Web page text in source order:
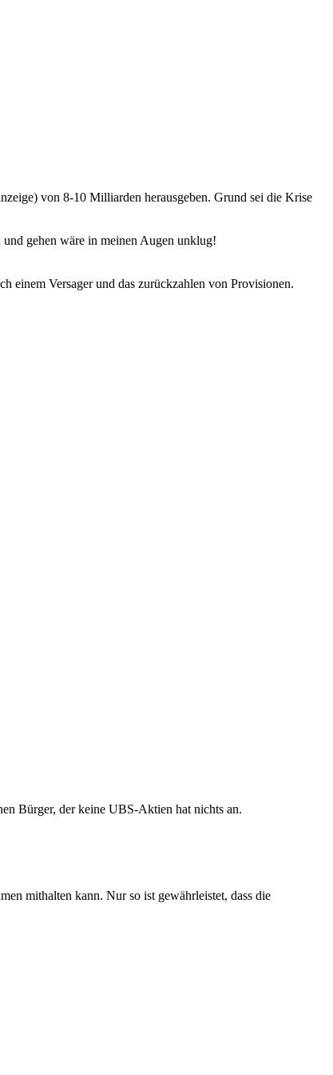
von 8-10 Milliarden herausgeben. Grund sei die Krise
gehen wäre in meinen Augen unklug!
einem Versager und das zurückzahlen von Provisionen.
Bürger, der keine UBS-Aktien hat nichts an.
mithalten kann. Nur so ist gewährleistet, dass die